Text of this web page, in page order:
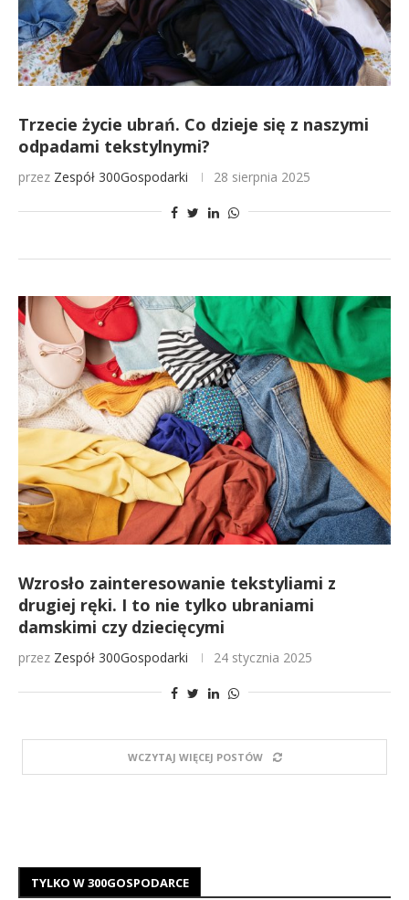
Trzecie życie ubrań. Co dzieje się z naszymi
odpadami tekstylnymi?
przez Zespół 300Gospodarki 28 sierpnia 2025
Wzrosło zainteresowanie tekstyliami z
drugiej ręki. I to nie tylko ubraniami
damskimi czy dziecięcymi
przez Zespół 300Gospodarki 24 stycznia 2025
WCZYTAJ WIĘCEJ POSTÓW
TYLKO W 300GOSPODARCE